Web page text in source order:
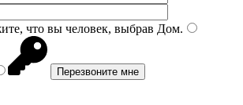
что вы человек, выбрав Дом.